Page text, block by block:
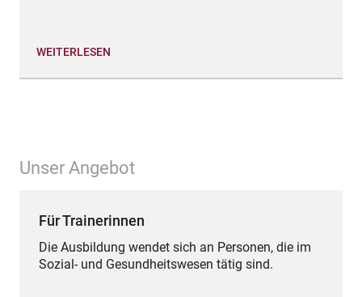
WEITERLESEN
Unser Angebot
Für Trainerinnen
Die Ausbildung wendet sich an Personen, die im
Sozial- und Gesundheitswesen tätig sind.